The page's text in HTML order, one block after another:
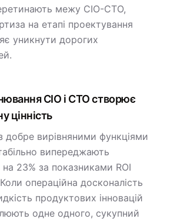
межу CIO-CTO,
на етапі проектування
уникнути дорогих
CIO і CTO створює
цінність
з добре вирівняними функціями
випереджають
на 23% за показниками ROI
операційна досконалість
продуктових інновацій
одне одного, сукупний